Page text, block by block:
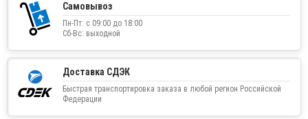
Самовывоз
Пн-Пт: с 09:00 до 18:00
Сб-Вс: выходной
Доставка СДЭК
Быстрая транспортировка заказа в любой регион Российской
Федерации